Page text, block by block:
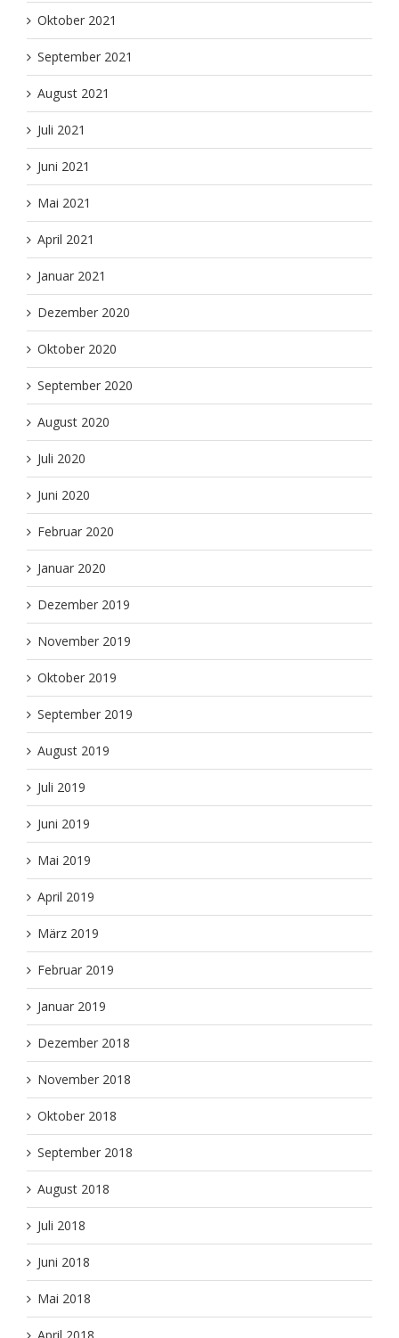
Oktober 2021
September 2021
August 2021
Juli 2021
Juni 2021
Mai 2021
April 2021
Januar 2021
Dezember 2020
Oktober 2020
September 2020
August 2020
Juli 2020
Juni 2020
Februar 2020
Januar 2020
Dezember 2019
November 2019
Oktober 2019
September 2019
August 2019
Juli 2019
Juni 2019
Mai 2019
April 2019
März 2019
Februar 2019
Januar 2019
Dezember 2018
November 2018
Oktober 2018
September 2018
August 2018
Juli 2018
Juni 2018
Mai 2018